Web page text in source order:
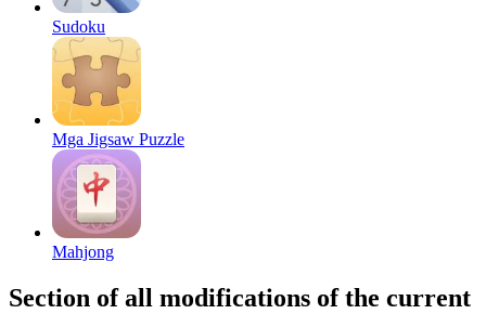
Sudoku
Mga Jigsaw Puzzle
Mahjong
Section of all modifications of the current